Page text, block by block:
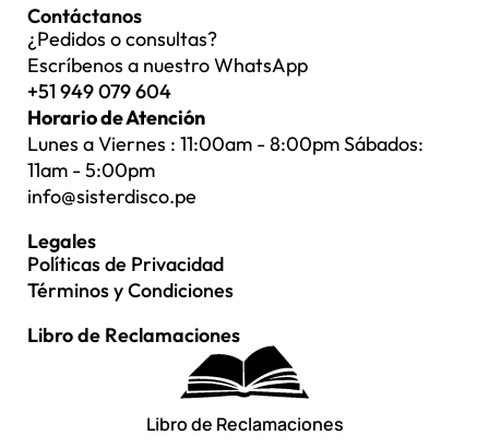
Contáctanos
¿Pedidos o consultas?
Escríbenos a nuestro WhatsApp
+51 949 079 604
Horario de Atención
Lunes a Viernes : 11:00am - 8:00pm Sábados:
11am - 5:00pm
info@sisterdisco.pe
Legales
Políticas de Privacidad
Términos y Condiciones
Libro de Reclamaciones
Libro de Reclamaciones